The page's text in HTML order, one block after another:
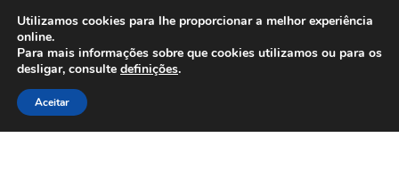
ENVIO a partir de 7 EUR
Seg-Sex, das 9h às 16h800 500 967
Ir
para
a
Saltar
para
o
Utilizamos cookies para lhe proporcionar a melhor experiência
online.
Para mais informações sobre que cookies utilizamos ou para os
desligar, consulte definições.
Aceitar